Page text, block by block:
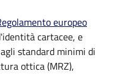
europeo
cartacee, e
standard minimi di
ottica (MRZ),